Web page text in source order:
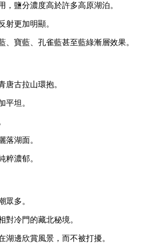
，鹽分濃度高於許多高原湖泊。
射更加明顯。
、寶藍、孔雀藍甚至藍綠漸層效果。
唐古拉山環抱。
平坦。
落湖面。
粹濃郁。
眾多。
對冷門的藏北秘境。
湖邊欣賞風景，而不被打擾。